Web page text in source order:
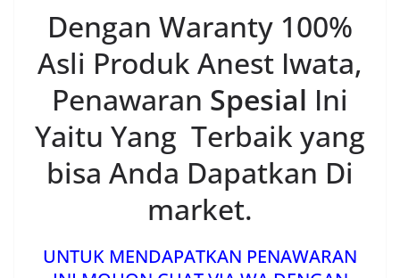
Dengan Waranty 100%
Asli Produk Anest Iwata,
Penawaran Spesial Ini
Yaitu Yang Terbaik yang
bisa Anda Dapatkan Di
market.
UNTUK MENDAPATKAN PENAWARAN